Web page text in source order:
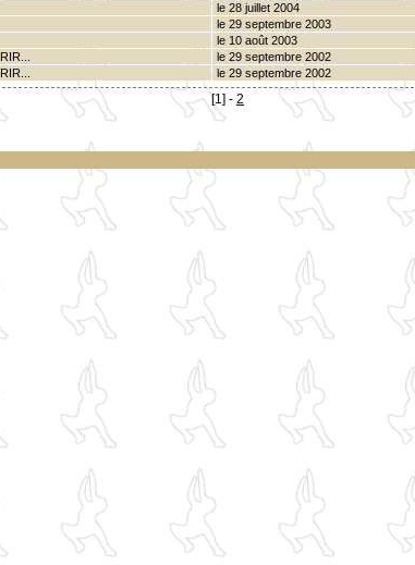
le 28 juillet 2004
le 29 septembre 2003
le 10 août 2003
le 29 septembre 2002
le 29 septembre 2002
[1] - 2